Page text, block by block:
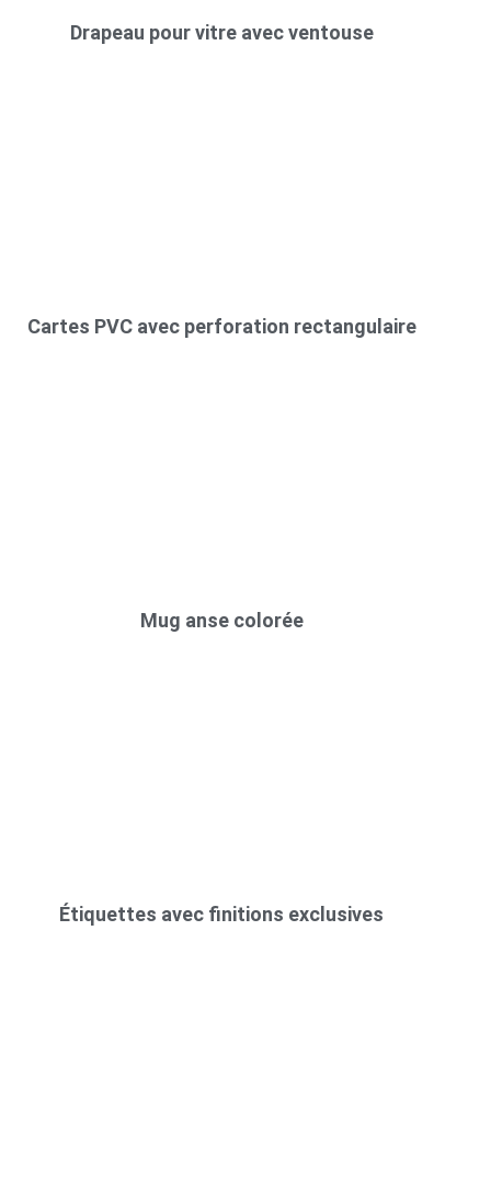
Drapeau pour vitre avec ventouse
Cartes PVC avec perforation rectangulaire
Mug anse colorée
Étiquettes avec finitions exclusives